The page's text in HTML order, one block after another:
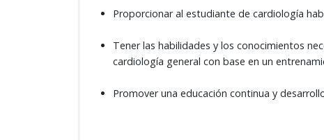
Proporcionar al estudiante de cardiología
Tener las habilidades y los conocimientos
cardiología general con base en un
​Promover una educación continua y